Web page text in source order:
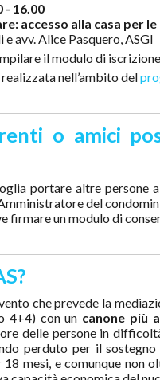
- 16.00
accesso alla casa per
e avv. Alice Pasquero, ASGI
il modulo di
nell’ambito del
o amici
portare altre
del
firmare un modulo di
che prevede la
4+4) con un canone più
delle persone in
perduto per il
mesi, e comunque non